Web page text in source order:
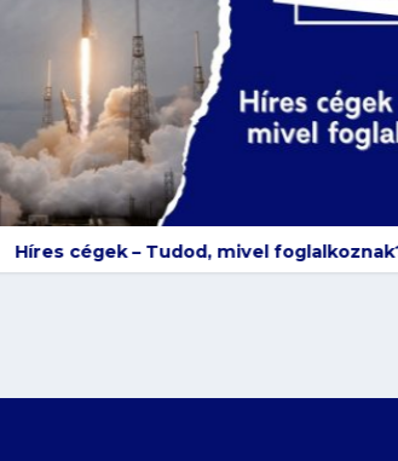
cégek – Tudod, mivel foglalkoznak?